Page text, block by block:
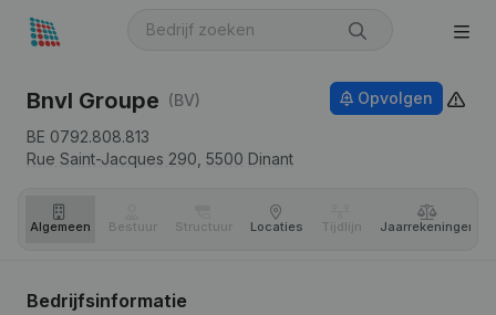
Bnvl Groupe (BV)
BE 0792.808.813
Rue Saint-Jacques 290, 5500 Dinant
Opvolgen
Algemeen Bestuur Structuur Locaties Tijdlijn Jaar­rekeningen
Bedrijfsinformatie